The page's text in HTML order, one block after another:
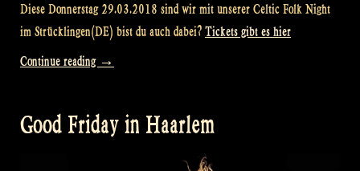
Diese Donnerstag 29.03.2018 sind wir mit unserer Celtic Folk Night
im Strücklingen(DE) bist du auch dabei? Tickets gibt es hier
Continue reading „Celtic
Preview
→
Good Friday in Haarlem